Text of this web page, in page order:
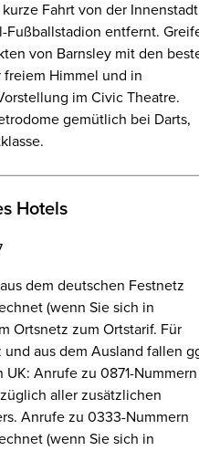
Fahrt von der Innenstadt
Fußballstadion entfernt.
von Barnsley mit den
freiem Himmel und in
im Civic Theatre.
gemütlich bei Darts,
Hotels
dem deutschen Festnetz
(wenn Sie sich in
Ortsnetz zum Ortstarif. Für
aus dem Ausland fallen
Anrufe zu 0871-Nummern
aller zusätzlichen
Anrufe zu 0333-Nummern
(wenn Sie sich in